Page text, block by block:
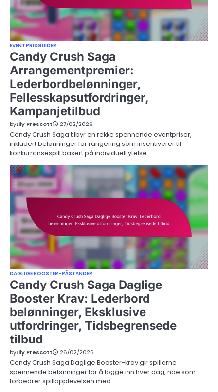
EVENTPRISGUIDER
Candy Crush Saga
Arrangementpremier:
Lederbordbelønninger,
Fellesskapsutfordringer,
Kampanjetilbud
byLily Prescott 27/02/2026
Candy Crush Saga tilbyr en rekke spennende eventpriser,
inkludert belønninger for rangering som insentiverer til
konkurransespill basert på individuell ytelse.…
DAGLIGE BOOSTER-PÅSTANDER
Candy Crush Saga Daglige
Booster Krav: Lederbord
belønninger, Eksklusive
utfordringer, Tidsbegrensede
tilbud
byLily Prescott 26/02/2026
Candy Crush Saga Daglige Booster-krav gir spillerne
spennende belønninger for å logge inn hver dag, noe som
forbedrer spillopplevelsen med…